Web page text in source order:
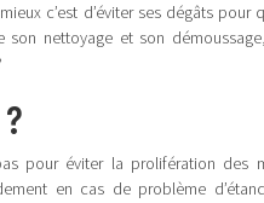
c’est d’éviter ses dégâts
son nettoyage et son
pour éviter la prolifération des
en cas de problème